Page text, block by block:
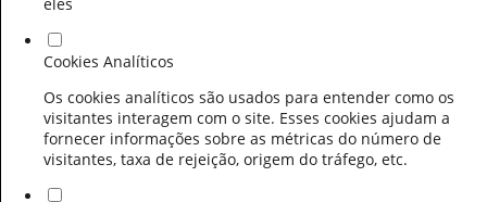
Cookies Analíticos
Os cookies analíticos são usados para entender como os
visitantes interagem com o site. Esses cookies ajudam a
fornecer informações sobre as métricas do número de
visitantes, taxa de rejeição, origem do tráfego, etc.